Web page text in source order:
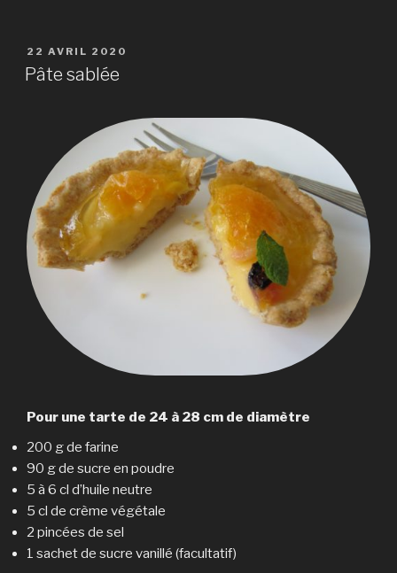
PUBLIÉ
LE
22 AVRIL 2020
Pâte sablée
Pour une tarte de 24 à 28 cm de diamètre
200 g de farine
90 g de sucre en poudre
5 à 6 cl d’huile neutre
5 cl de crème végétale
2 pincées de sel
1 sachet de sucre vanillé (facultatif)